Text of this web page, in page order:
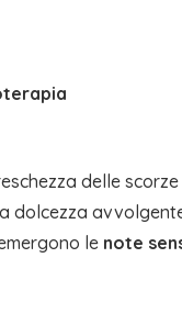
delle scorze
le note